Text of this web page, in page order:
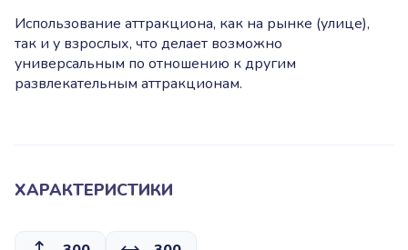
Использование аттракциона, как на рынке (улице),
так и у взрослых, что делает возможно
универсальным по отношению к другим
развлекательным аттракционам.
ХАРАКТЕРИСТИКИ